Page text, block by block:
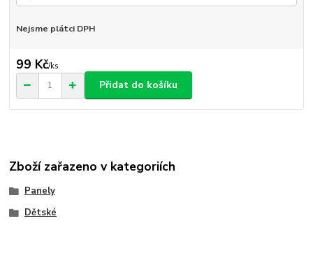
Nejsme plátci DPH
99 Kč/ks
Přidat do košíku
Zboží zařazeno v kategoriích
Panely
Dětské